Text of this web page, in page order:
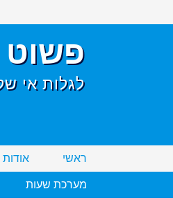
פשוט
לגלות אי
ראשי אודות
מערכת שעות